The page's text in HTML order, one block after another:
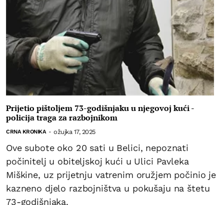
Prijetio pištoljem 73-godišnjaku u njegovoj kući -
policija traga za razbojnikom
CRNA KRONIKA - ožujka 17, 2025
Ove subote oko 20 sati u Belici, nepoznati
počinitelj u obiteljskoj kući u Ulici Pavleka
Miškine, uz prijetnju vatrenim oružjem počinio je
kazneno djelo razbojništva u pokušaju na štetu
73-godišnjaka.